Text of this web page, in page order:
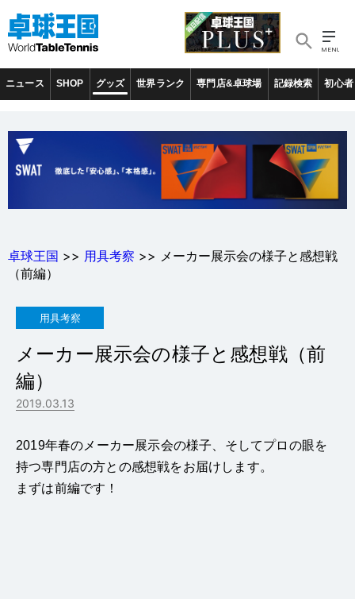
ニュース SHOP グッズ 世界ランク 専門店&卓球場 記録検索 初心者
卓球王国 >> 用具考察 >> メーカー展示会の様子と感想戦
（前編）
用具考察
メーカー展示会の様子と感想戦（前
編）
2019.03.13
2019年春のメーカー展示会の様子、そしてプロの眼を
持つ専門店の方との感想戦をお届けします。
まずは前編です！